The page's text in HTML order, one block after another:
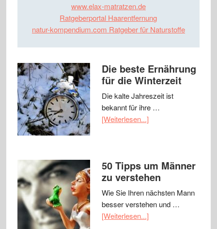
www.elax-matratzen.de
Ratgeberportal Haarentfernung
natur-kompendium.com Ratgeber für Naturstoffe
Die beste Ernährung
für die Winterzeit
Die kalte Jahreszeit ist
bekannt für ihre …
[Weiterlesen...]
50 Tipps um Männer
zu verstehen
Wie Sie Ihren nächsten Mann
besser verstehen und …
[Weiterlesen...]